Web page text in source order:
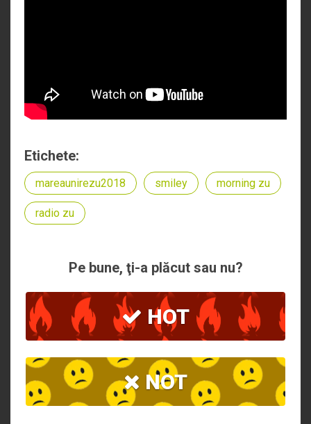
Etichete:
mareaunirezu2018 smiley morning zu
radio zu
Pe bune, ţi-a plăcut sau nu?
HOT
NOT